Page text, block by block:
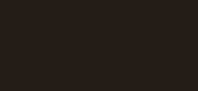
met thermo-
voor temperatuurvoeler met